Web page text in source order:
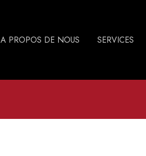
A PROPOS DE NOUS SERVICES